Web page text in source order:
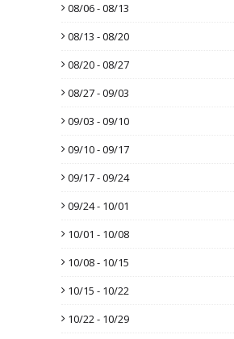
08/06 - 08/13
08/13 - 08/20
08/20 - 08/27
08/27 - 09/03
09/03 - 09/10
09/10 - 09/17
09/17 - 09/24
09/24 - 10/01
10/01 - 10/08
10/08 - 10/15
10/15 - 10/22
10/22 - 10/29